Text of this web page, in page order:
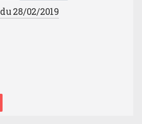
du 28/02/2019